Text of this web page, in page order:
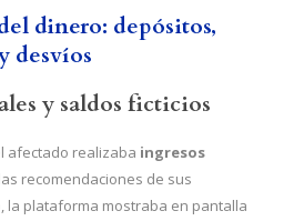
dinero: depósitos,
desvíos
y saldos ficticios
afectado realizaba ingresos
recomendaciones de sus
la plataforma mostraba en pantalla